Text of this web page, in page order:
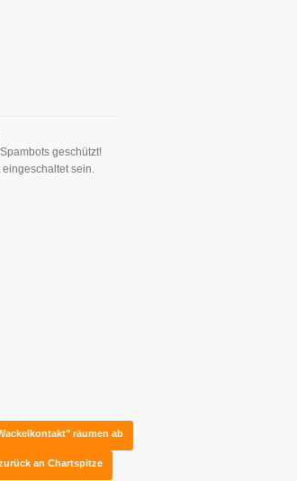
räumen ab
an Chartspitze
geschützt!
sein.